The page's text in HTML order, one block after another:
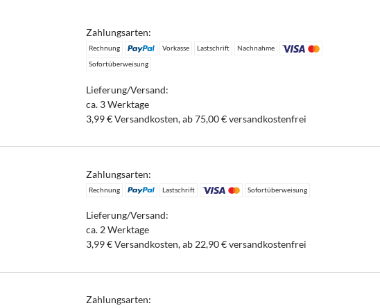
Zahlungsarten:
Rechnung Vorkasse Lastschrift
Nachnahme
Sofortüberweisung
Lieferung/Versand:
ca. 3 Werktage
3,99 € Versandkosten, ab 75,00 € versandkostenfrei
Zahlungsarten:
Rechnung Lastschrift Sofortüberweisung
Lieferung/Versand:
ca. 2 Werktage
3,99 € Versandkosten, ab 22,90 € versandkostenfrei
Zahlungsarten: